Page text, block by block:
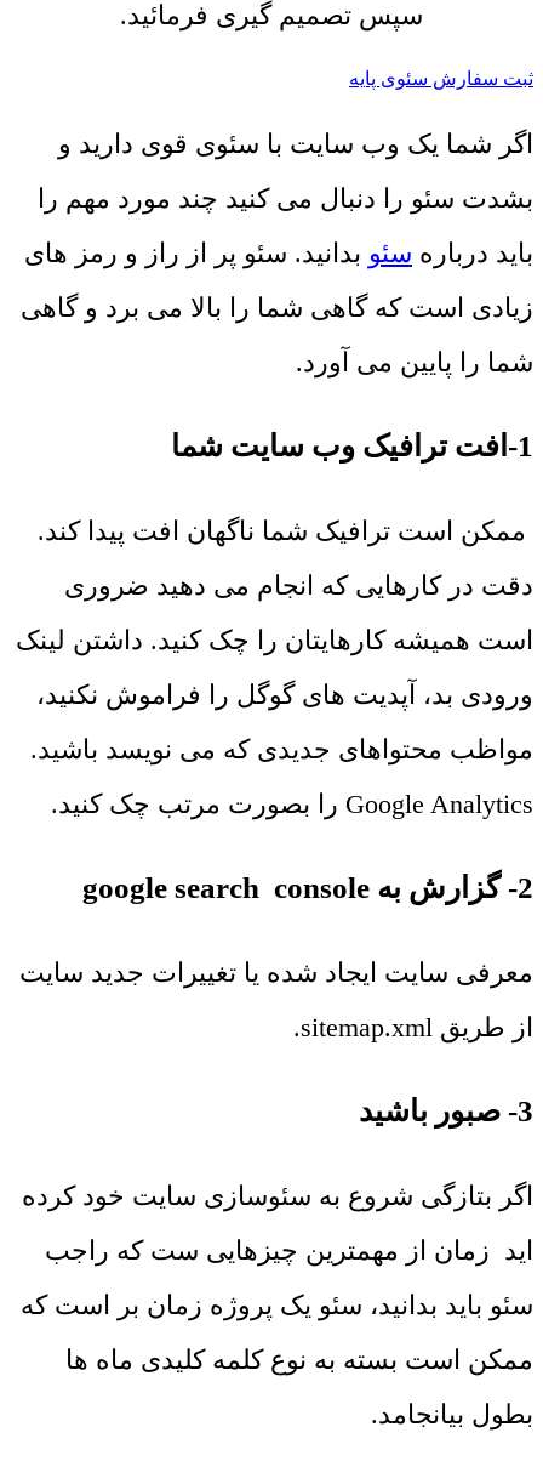
سپس تصمیم گیری فرمائید.
ثبت سفارش سئوی پایه
اگر شما یک وب سایت با سئوی قوی دارید و
بشدت سئو را دنبال می کنید چند مورد مهم را
باید درباره سئو بدانید. سئو پر از راز و رمز های
زیادی است که گاهی شما را بالا می برد و گاهی
شما را پایین می آورد.
1-افت ترافیک وب سایت شما
ممکن است ترافیک شما ناگهان افت پیدا کند.
دقت در کارهایی که انجام می دهید ضروری
است همیشه کارهایتان را چک کنید. داشتن لینک
ورودی بد، آپدیت های گوگل را فراموش نکنید،
مواظب محتواهای جدیدی که می نویسد باشید.
Google Analytics را بصورت مرتب چک کنید.
2- گزارش به google search console
معرفی سایت ایجاد شده یا تغییرات جدید سایت
از طریق sitemap.xml.
3- صبور باشید
اگر بتازگی شروع به سئوسازی سایت خود کرده
اید زمان از مهمترین چیزهایی ست که راجب
سئو باید بدانید، سئو یک پروژه زمان بر است که
ممکن است بسته به نوع کلمه کلیدی ماه ها
بطول بیانجامد.